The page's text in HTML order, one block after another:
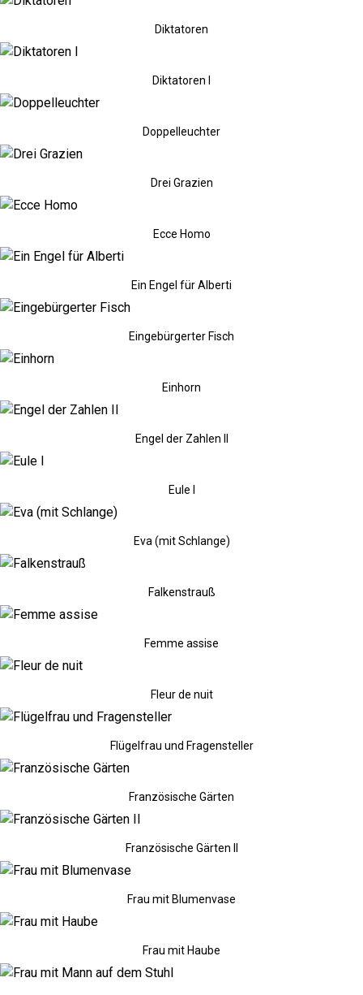
Diktatoren
Diktatoren I
Doppelleuchter
Drei Grazien
Ecce Homo
Ein Engel für Alberti
Eingebürgerter Fisch
Einhorn
Engel der Zahlen II
Eule I
Eva (mit Schlange)
Falkenstrauß
Femme assise
Fleur de nuit
Flügelfrau und Fragensteller
Französische Gärten
Französische Gärten II
Frau mit Blumenvase
Frau mit Haube